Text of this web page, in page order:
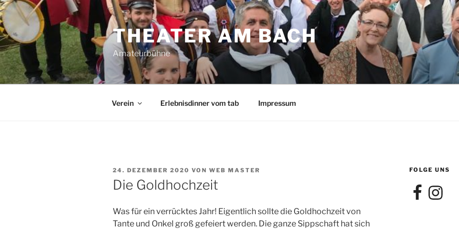
Zum
Inhalt
springen
THEATER AM BACH
Amateurbühne
Verein Erlebnisdinner vom tab Impressum
VERÖFFENTLICHT
AM
24. DEZEMBER 2020 VON WEB MASTER
Die Goldhochzeit
Was für ein verrücktes Jahr! Eigentlich sollte die Goldhochzeit von
Tante und Onkel groß gefeiert werden. Die ganze Sippschaft hat sich
FOLGE UNS
Facebook